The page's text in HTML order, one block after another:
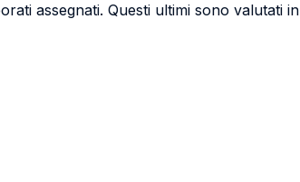
assegnati. Questi ultimi sono valutati